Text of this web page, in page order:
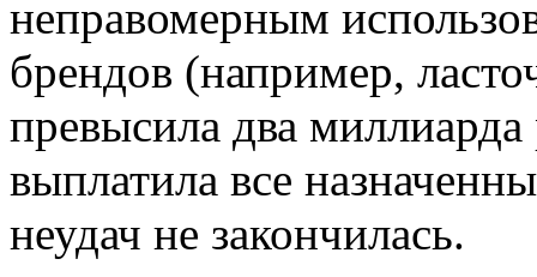
неправомерным
брендов (например,
превысила два
выплатила все
неудач не закончилась.